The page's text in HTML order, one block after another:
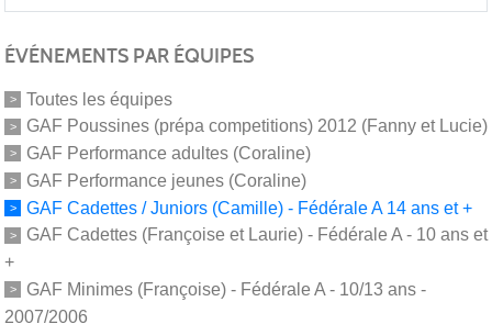
ÉVÉNEMENTS PAR ÉQUIPES
Toutes les équipes
GAF Poussines (prépa competitions) 2012 (Fanny et Lucie)
GAF Performance adultes (Coraline)
GAF Performance jeunes (Coraline)
GAF Cadettes / Juniors (Camille) - Fédérale A 14 ans et +
GAF Cadettes (Françoise et Laurie) - Fédérale A - 10 ans et
+
GAF Minimes (Françoise) - Fédérale A - 10/13 ans -
2007/2006